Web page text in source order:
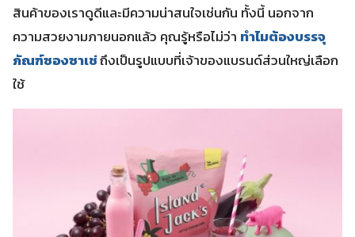
สินค้าของเราดูดีและมีความน่าสนใจเช่นกัน ทั้งนี้ นอกจาก
ความสวยงามภายนอกแล้ว คุณรู้หรือไม่ว่า ทำไมต้องบรรจุ
ภัณฑ์ซองซาเช่ถึงเป็นรูปแบบที่เจ้าของแบรนด์ส่วนใหญ่เลือก
ใช้